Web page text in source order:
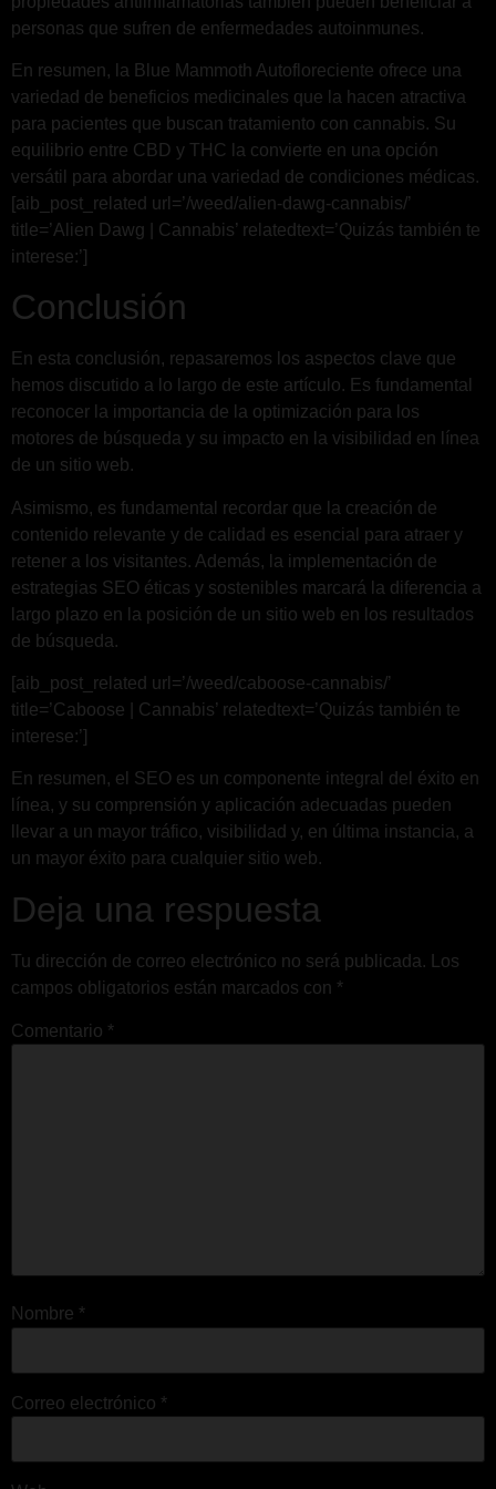
personas que sufren de enfermedades autoinmunes.
En resumen, la Blue Mammoth Autofloreciente ofrece una
variedad de beneficios medicinales que la hacen atractiva
para pacientes que buscan tratamiento con cannabis. Su
equilibrio entre CBD y THC la convierte en una opción
versátil para abordar una variedad de condiciones médicas.
[aib_post_related url=’/weed/alien-dawg-cannabis/’
title=’Alien Dawg | Cannabis’ relatedtext=’Quizás también te
interese:’]
Conclusión
En esta conclusión, repasaremos los aspectos clave que
hemos discutido a lo largo de este artículo. Es fundamental
reconocer la importancia de la optimización para los
motores de búsqueda y su impacto en la visibilidad en línea
de un sitio web.
Asimismo, es fundamental recordar que la creación de
contenido relevante y de calidad es esencial para atraer y
retener a los visitantes. Además, la implementación de
estrategias SEO éticas y sostenibles marcará la diferencia a
largo plazo en la posición de un sitio web en los resultados
de búsqueda.
[aib_post_related url=’/weed/caboose-cannabis/’
title=’Caboose | Cannabis’ relatedtext=’Quizás también te
interese:’]
En resumen, el SEO es un componente integral del éxito en
línea, y su comprensión y aplicación adecuadas pueden
llevar a un mayor tráfico, visibilidad y, en última instancia, a
un mayor éxito para cualquier sitio web.
Deja una respuesta
Tu dirección de correo electrónico no será publicada.
Los
campos obligatorios están marcados con *
Comentario *
Nombre *
Correo electrónico *